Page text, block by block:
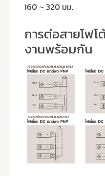
160 ~ 320 มม.
การต่อสายโฟ
งานพร้อมกัน